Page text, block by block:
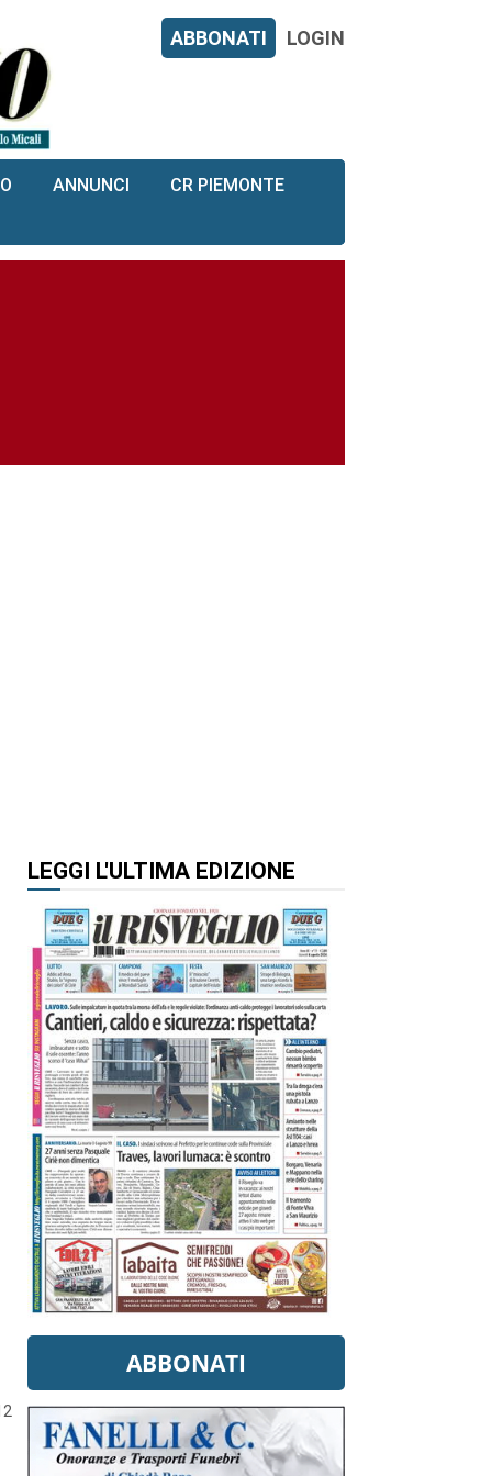
ABBONATI LOGIN
ANNUNCI CR PIEMONTE
LEGGI L'ULTIMA EDIZIONE
ABBONATI